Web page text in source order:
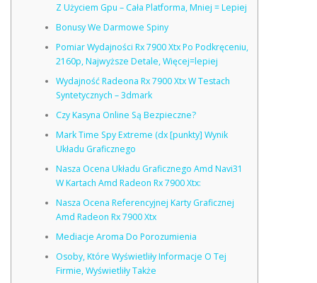
Z Użyciem Gpu – Cała Platforma, Mniej = Lepiej
Bonusy We Darmowe Spiny
Pomiar Wydajności Rx 7900 Xtx Po Podkręceniu,
2160p, Najwyższe Detale, Więcej=lepiej
Wydajność Radeona Rx 7900 Xtx W Testach
Syntetycznych – 3dmark
Czy Kasyna Online Są Bezpieczne?
Mark Time Spy Extreme (dx [punkty] Wynik
Układu Graficznego
Nasza Ocena Układu Graficznego Amd Navi31
W Kartach Amd Radeon Rx 7900 Xtx:
Nasza Ocena Referencyjnej Karty Graficznej
Amd Radeon Rx 7900 Xtx
Mediacje Aroma Do Porozumienia
Osoby, Które Wyświetliły Informacje O Tej
Firmie, Wyświetliły Także